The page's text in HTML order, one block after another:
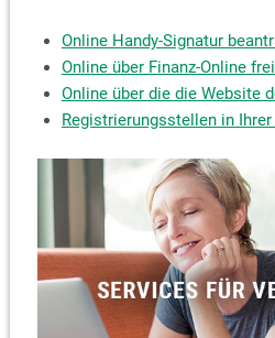
Online Handy-Signatur
Online über Finanz-Online
Online über die die Website
Registrierungsstellen in Ihrer